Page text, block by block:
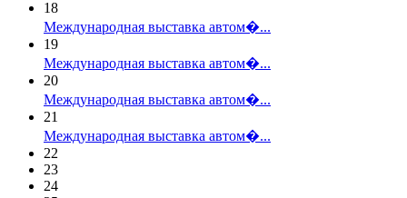
18
Международная выставка автом�...
19
Международная выставка автом�...
20
Международная выставка автом�...
21
Международная выставка автом�...
22
23
24